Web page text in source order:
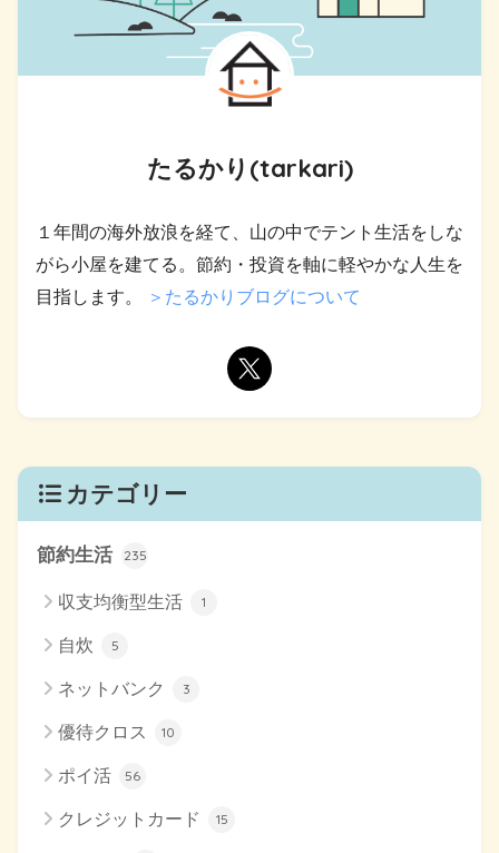
たるかり(tarkari)
１年間の海外放浪を経て、山の中でテント生活をしな
がら小屋を建てる。節約・投資を軸に軽やかな人生を
目指します。
＞たるかりブログについて
カテゴリー
節約生活 235
収支均衡型生活 1
自炊 5
ネットバンク 3
優待クロス 10
ポイ活 56
クレジットカード 15